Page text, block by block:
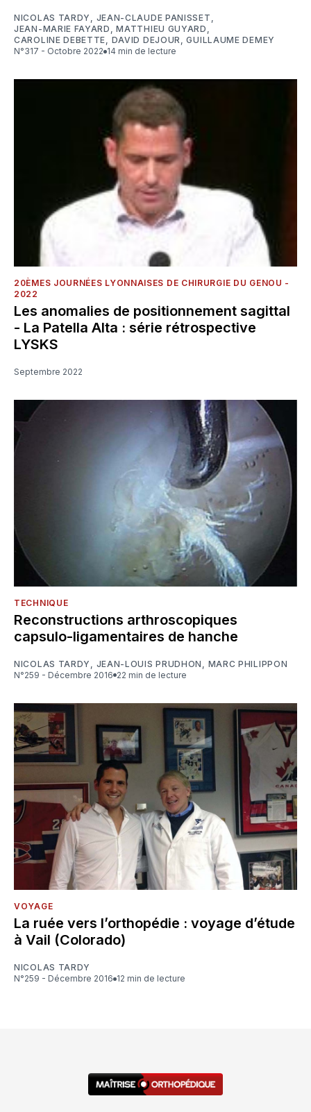
NICOLAS TARDY , JEAN-CLAUDE PANISSET ,
JEAN-MARIE FAYARD ,MATTHIEU GUYARD ,
CAROLINE DEBETTE, DAVID DEJOUR,GUILLAUME DEMEY
N°317 - Octobre 2022
14 min de lecture
20ÈMES JOURNÉES LYONNAISES DE CHIRURGIE DU GENOU -
2022
Les anomalies de positionnement sagittal
- La Patella Alta : série rétrospective
LYSKS
Septembre 2022
TECHNIQUE
Reconstructions arthroscopiques
capsulo-ligamentaires de hanche
NICOLAS TARDY JEAN-LOUIS PRUDHON
MARC PHILIPPON
N°259 - Décembre 2016
22 min de lecture
VOYAGE
La ruée vers l’orthopédie : voyage d’étude
à Vail (Colorado)
NICOLAS TARDY
N°259 - Décembre 2016
12 min de lecture